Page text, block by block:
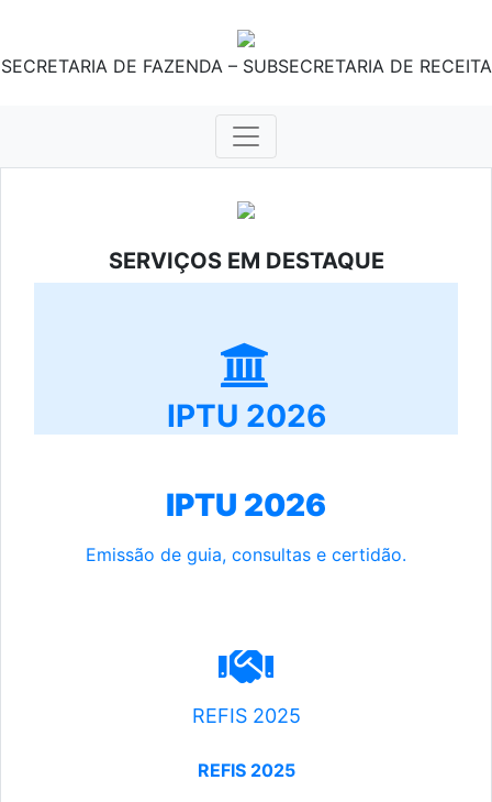
SECRETARIA DE FAZENDA – SUBSECRETARIA DE RECEITA
SERVIÇOS EM DESTAQUE
IPTU 2026
IPTU 2026
Emissão de guia, consultas e certidão.
REFIS 2025
REFIS 2025